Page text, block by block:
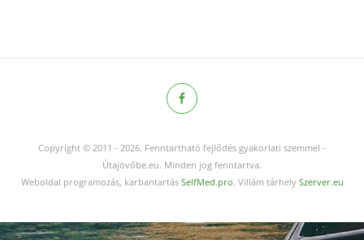
Copyright © 2011 - 2026. Fenntartható fejlődés gyakorlati szemmel -
Útajövőbe.eu. Minden jog fenntartva.
Weboldal programozás, karbantartás SelfMed.pro. Villám tárhely Szerver.eu